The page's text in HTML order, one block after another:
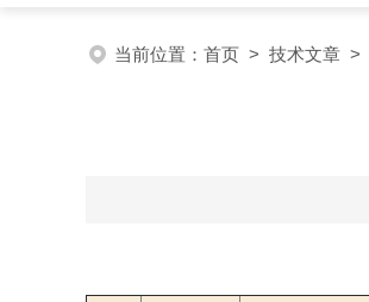
当前位置： 首页 > 技术文章 >